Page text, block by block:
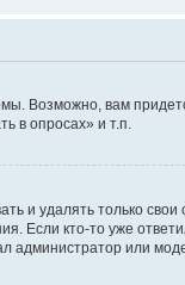
Возможно, вам
в опросах» и т.п.
и удалять только
Если кто-то уже
или